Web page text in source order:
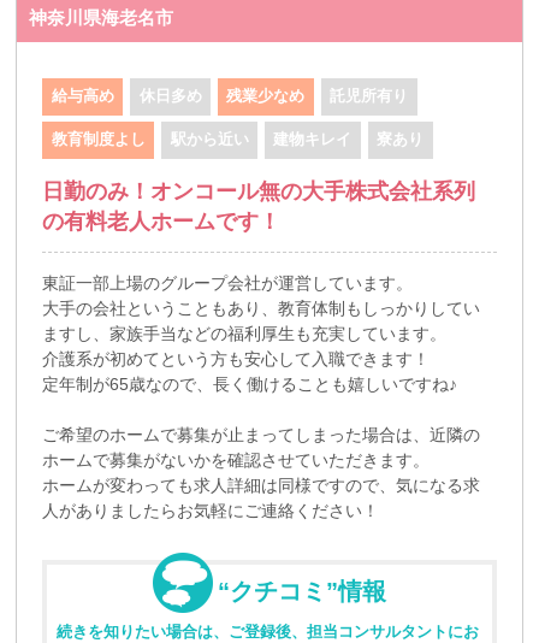
神奈川県海老名市
給与高め 休日多め 残業少なめ 託児所有り
教育制度よし 駅から近い 建物キレイ 寮あり
日勤のみ！オンコール無の大手株式会社系列
の有料老人ホームです！
東証一部上場のグループ会社が運営しています。
大手の会社ということもあり、教育体制もしっかりしてい
ますし、家族手当などの福利厚生も充実しています。
介護系が初めてという方も安心して入職できます！
定年制が65歳なので、長く働けることも嬉しいですね♪
ご希望のホームで募集が止まってしまった場合は、近隣の
ホームで募集がないかを確認させていただきます。
ホームが変わっても求人詳細は同様ですので、気になる求
人がありましたらお気軽にご連絡ください！
“クチコミ”情報
続きを知りたい場合は、ご登録後、担当コンサルタントにお